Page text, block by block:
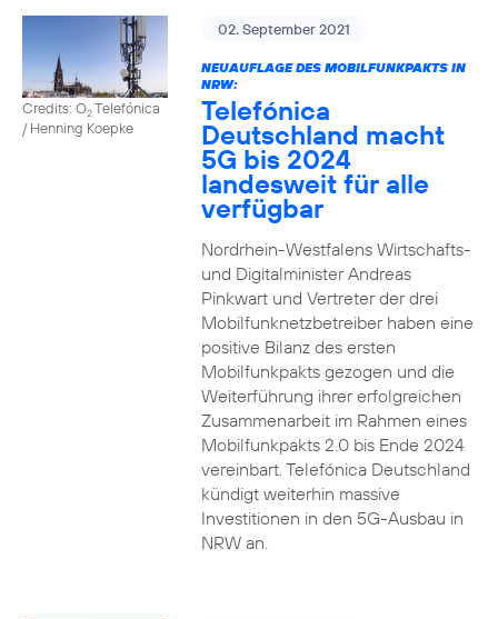
Credits: O2Telefónica
/ Henning Koepke
02. September 2021
NEUAUFLAGE DES MOBILFUNKPAKTS IN
NRW:
Telefónica
Deutschland macht
5G bis 2024
landesweit für alle
verfügbar
Nordrhein-Westfalens Wirtschafts-
und Digitalminister Andreas
Pinkwart und Vertreter der drei
Mobilfunknetzbetreiber haben eine
positive Bilanz des ersten
Mobilfunkpakts gezogen und die
Weiterführung ihrer erfolgreichen
Zusammenarbeit im Rahmen eines
Mobilfunkpakts 2.0 bis Ende 2024
vereinbart. Telefónica Deutschland
kündigt weiterhin massive
Investitionen in den 5G-Ausbau in
NRW an.